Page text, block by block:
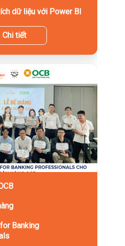
dữ liệu với Power BI
Chi tiết
Banking